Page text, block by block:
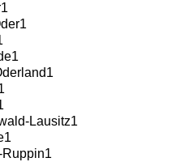
1
1
1
1
Lausitz1
1
1